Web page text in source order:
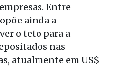
Entre
ainda a
o teto para a
nas
atualmente em US$